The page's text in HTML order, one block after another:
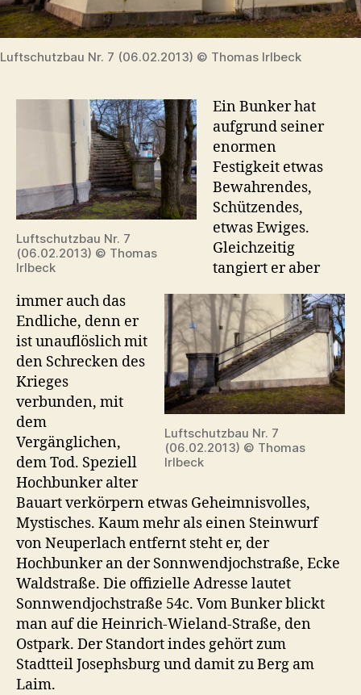
Luftschutzbau Nr. 7 (06.02.2013) © Thomas Irlbeck
Luftschutzbau Nr. 7
(06.02.2013) © Thomas
Irlbeck
Luftschutzbau Nr. 7
(06.02.2013) © Thomas
Irlbeck
Ein Bunker hat
aufgrund seiner
enormen
Festigkeit etwas
Bewahrendes,
Schützendes,
etwas Ewiges.
Gleichzeitig
tangiert er aber
immer auch das
Endliche, denn er
ist unauflöslich mit
den Schrecken des
Krieges
verbunden, mit
dem
Vergänglichen,
dem Tod. Speziell
Hochbunker alter
Bauart verkörpern etwas Geheimnisvolles,
Mystisches. Kaum mehr als einen Steinwurf
von Neuperlach entfernt steht er, der
Hochbunker an der Sonnwendjochstraße, Ecke
Waldstraße. Die offizielle Adresse lautet
Sonnwendjochstraße 54c. Vom Bunker blickt
man auf die Heinrich-Wieland-Straße, den
Ostpark. Der Standort indes gehört zum
Stadtteil Josephsburg und damit zu Berg am
Laim.